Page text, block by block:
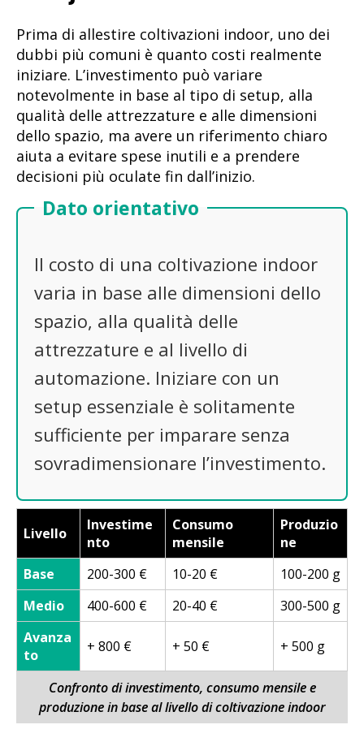
Prima di allestire coltivazioni indoor, uno dei
dubbi più comuni è quanto costi realmente
iniziare. L’investimento può variare
notevolmente in base al tipo di setup, alla
qualità delle attrezzature e alle dimensioni
dello spazio, ma avere un riferimento chiaro
aiuta a evitare spese inutili e a prendere
decisioni più oculate fin dall’inizio.
Dato orientativo
Il costo di una coltivazione indoor
varia in base alle dimensioni dello
spazio, alla qualità delle
attrezzature e al livello di
automazione. Iniziare con un
setup essenziale è solitamente
sufficiente per imparare senza
sovradimensionare l’investimento.
Confronto di investimento, consumo mensile e
produzione in base al livello di coltivazione indoor
Livello
Investime
nto
Consumo
mensile
Produzio
ne
Base
200-300 € 10-20 €
100-200 g
Medio
400-600 € 20-40 €
300-500 g
Avanza
to
+ 800 € + 50 € + 500 g